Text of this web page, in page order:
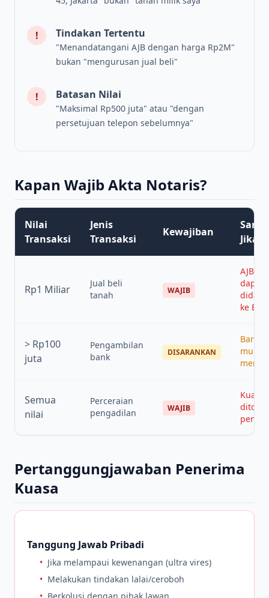
! Tindakan Tertentu
"Menandatangani AJB dengan harga Rp2M"
bukan "mengurusan jual beli"
! Batasan Nilai
"Maksimal Rp500 juta" atau "dengan
persetujuan telepon sebelumnya"
Kapan Wajib Akta Notaris?
Nilai
Transaksi
Jenis
Transaksi
Kewajiban
Jika
Rp1 Miliar
Jual beli
tanah
WAJIB
AJB
dapat
ke BPN
> Rp100
juta
Pengambilan
bank
DISARANKAN
Bank
Semua
nilai
Perceraian
pengadilan
WAJIB
Kuasa
ditolak
Pertanggungjawaban Penerima
Kuasa
Tanggung Jawab Pribadi
• Jika melampaui kewenangan (ultra vires)
• Melakukan tindakan lalai/ceroboh